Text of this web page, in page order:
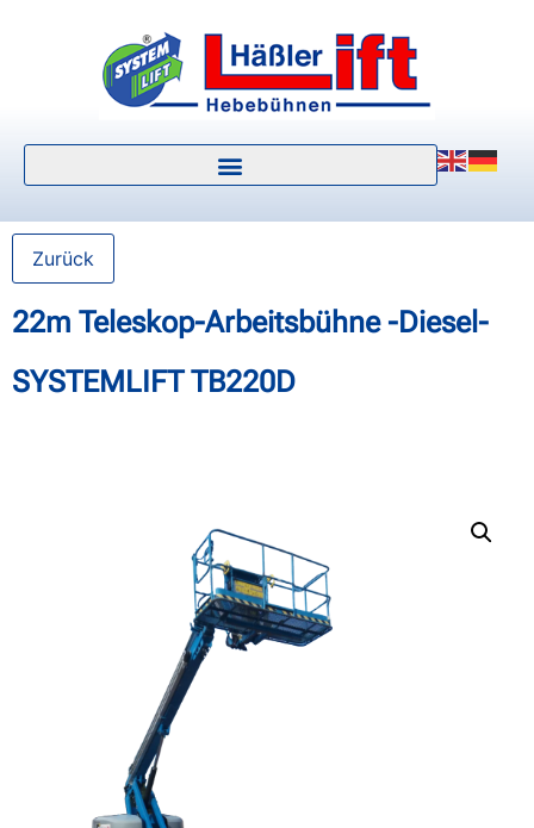
Zurück
22m Teleskop-Arbeitsbühne -Diesel-
SYSTEMLIFT TB220D